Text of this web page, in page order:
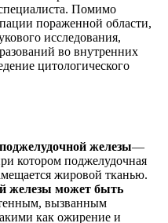
Помимо
пораженной области,
исследования,
во внутренних
цитологического
железы—
котором поджелудочная
жировой тканью.
железы может быть
вызванным
как ожирение и